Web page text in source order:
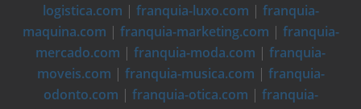
logistica.com | franquia-luxo.com | franquia-
maquina.com | franquia-marketing.com | franquia-
mercado.com | franquia-moda.com | franquia-
moveis.com | franquia-musica.com | franquia-
odonto.com | franquia-otica.com | franquia-